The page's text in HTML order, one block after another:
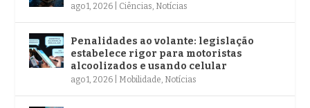
ago 1, 2026 Ciências, Notícias
Penalidades ao volante: legislação
estabelece rigor para motoristas
alcoolizados e usando celular
ago 1, 2026 Mobilidade, Notícias